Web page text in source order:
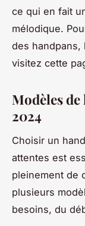
ce qui en fait
mélodique.
des handpans,
visitez cette
Modèles
2024
Choisir un
attentes est
pleinement de
plusieurs
besoins, du